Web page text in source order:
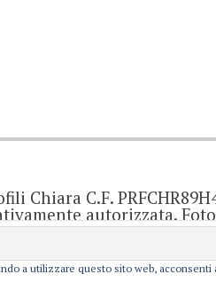
Chiara C.F.
autorizzata.
viene aggiornato
editoriale ai sensi
responsabile di
a utilizzare questo sito web, acconsenti